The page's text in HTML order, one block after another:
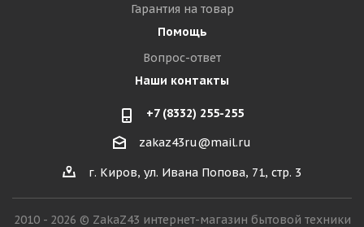
Гарантия на товар
Помощь
Вопрос-ответ
Наши контакты
+7 (8332) 255-255
zakaz43ru@mail.ru
г. Киров, ул. Ивана Попова, 71, стр. 3
2010 - 2026 © ZakaZ43 интернет-магазин бытовой техники